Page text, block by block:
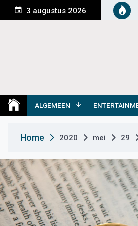
n
e
3 augustus 2026
Medemblik
ALGEMEEN
Home 2020 mei 29